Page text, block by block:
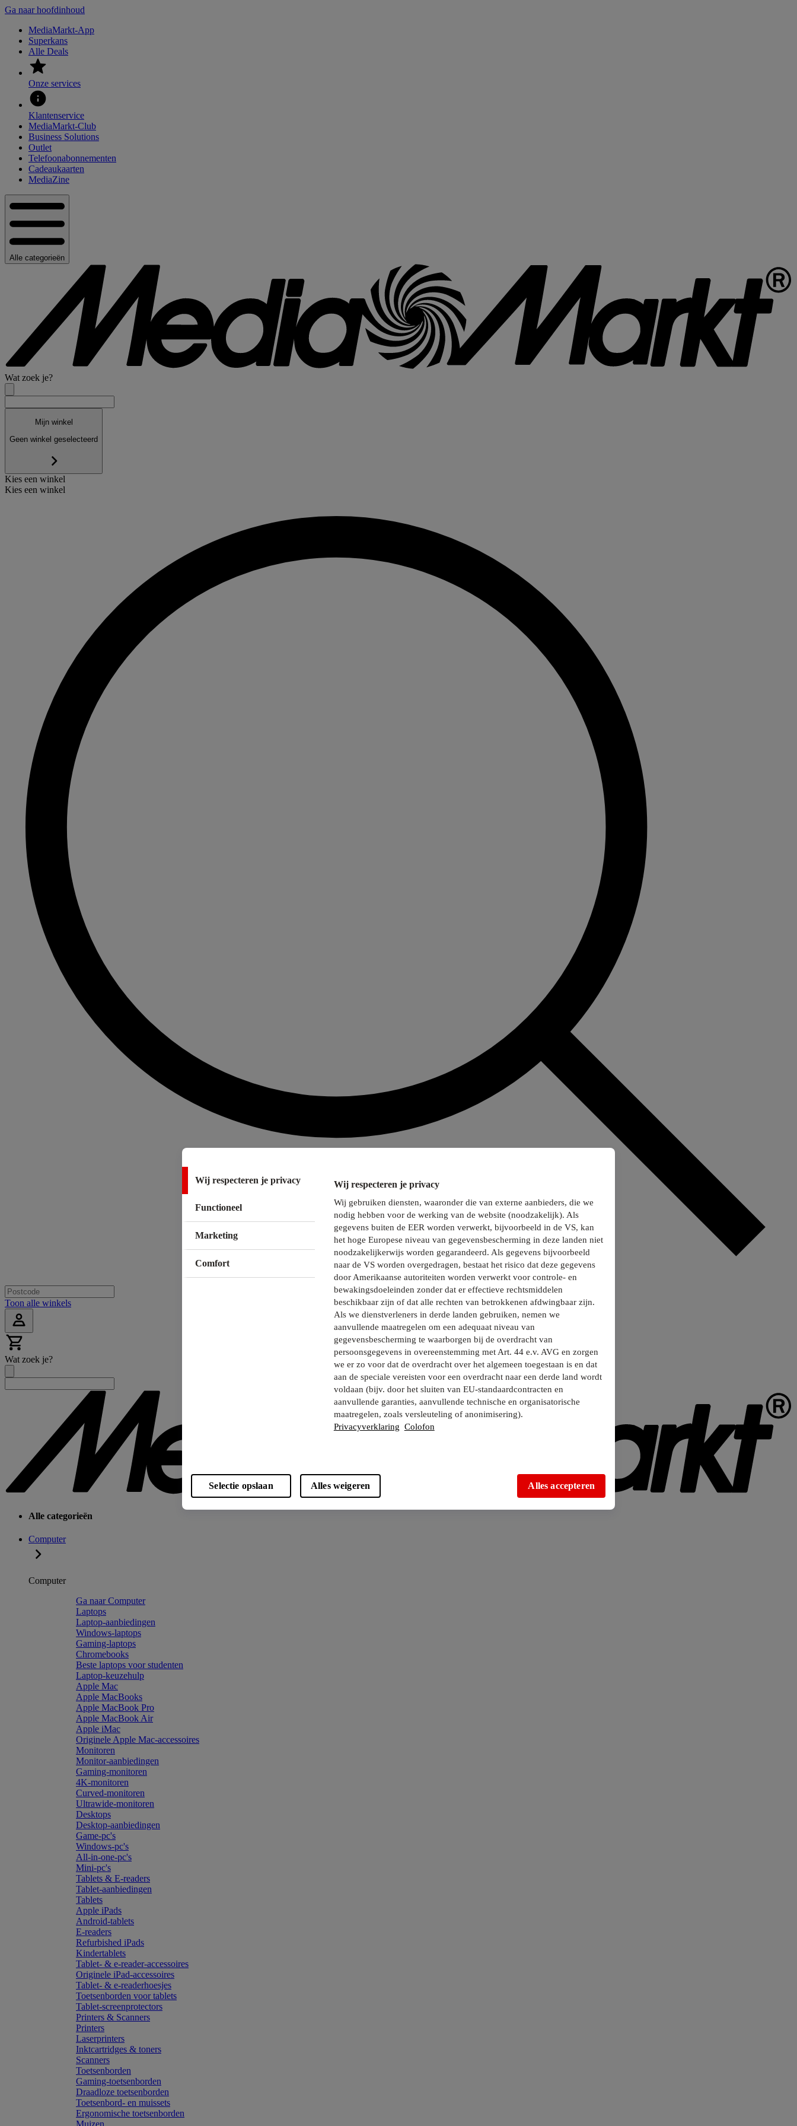
Ga naar hoofdinhoud
MediaMarkt-App
Superkans
Alle Deals
Onze services
Klantenservice
MediaMarkt-Club
Business Solutions
Outlet
Telefoonabonnementen
Cadeaukaarten
MediaZine
Alle categorieën
Wat zoek je?
Mijn winkel
Geen winkel geselecteerd
Kies een winkel
Kies een winkel
Toon alle winkels
Wat zoek je?
Alle categorieën
Computer
Computer
Ga naar Computer
Laptops
Laptop-aanbiedingen
Windows-laptops
Gaming-laptops
Chromebooks
Beste laptops voor studenten
Laptop-keuzehulp
Apple Mac
Apple MacBooks
Apple MacBook Pro
Apple MacBook Air
Apple iMac
Originele Apple Mac-accessoires
Monitoren
Monitor-aanbiedingen
Gaming-monitoren
4K-monitoren
Curved-monitoren
Ultrawide-monitoren
Desktops
Desktop-aanbiedingen
Game-pc's
Windows-pc's
All-in-one-pc's
Mini-pc's
Tablets & E-readers
Tablet-aanbiedingen
Tablets
Apple iPads
Android-tablets
E-readers
Refurbished iPads
Kindertablets
Tablet- & e-reader-accessoires
Originele iPad-accessoires
Tablet- & e-readerhoesjes
Toetsenborden voor tablets
Tablet-screenprotectors
Printers & Scanners
Printers
Laserprinters
Inktcartridges & toners
Scanners
Toetsenborden
Gaming-toetsenborden
Draadloze toetsenborden
Toetsenbord- en muissets
Ergonomische toetsenborden
Wij respecteren je privacy
Functioneel
Marketing
Comfort
Wij respecteren je privacy
Wij gebruiken diensten, waaronder die van externe aanbieders, die we
nodig hebben voor de werking van de website (noodzakelijk). Als
gegevens buiten de EER worden verwerkt, bijvoorbeeld in de VS, kan
het hoge Europese niveau van gegevensbescherming in deze landen niet
noodzakelijkerwijs worden gegarandeerd. Als gegevens bijvoorbeeld
naar de VS worden overgedragen, bestaat het risico dat deze gegevens
door Amerikaanse autoriteiten worden verwerkt voor controle- en
bewakingsdoeleinden zonder dat er effectieve rechtsmiddelen
beschikbaar zijn of dat alle rechten van betrokkenen afdwingbaar zijn.
Als we dienstverleners in derde landen gebruiken, nemen we
aanvullende maatregelen om een adequaat niveau van
gegevensbescherming te waarborgen bij de overdracht van
persoonsgegevens in overeenstemming met Art. 44 e.v. AVG en zorgen
we er zo voor dat de overdracht over het algemeen toegestaan is en dat
aan de speciale vereisten voor een overdracht naar een derde land wordt
voldaan (bijv. door het sluiten van EU-standaardcontracten en
aanvullende garanties, aanvullende technische en organisatorische
maatregelen, zoals versleuteling of anonimisering).
Privacyverklaring Colofon
Selectie opslaan Alles weigeren Alles accepteren